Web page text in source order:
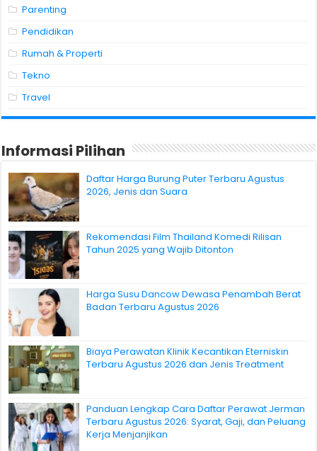
Parenting
Pendidikan
Rumah & Properti
Tekno
Travel
Informasi Pilihan
Daftar Harga Burung Puter Terbaru Agustus
2026, Jenis dan Suara
Rekomendasi Film Thailand Komedi Rilisan
Tahun 2025 yang Wajib Ditonton
Harga Susu Dancow Dewasa Penambah Berat
Badan Terbaru Agustus 2026
Biaya Perawatan Klinik Kecantikan Eterniskin
Terbaru Agustus 2026 dan Jenis Treatment
Panduan Lengkap Cara Daftar Perawat Jerman
Terbaru Agustus 2026: Syarat, Gaji, dan Peluang
Kerja Menjanjikan